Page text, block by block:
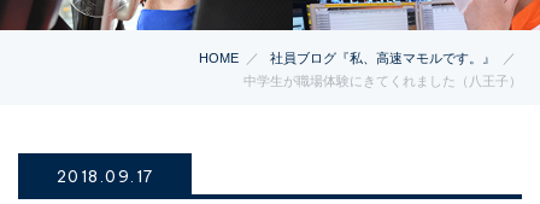
HOME
社員ブログ『私、高速マモルです。』
中学生が職場体験にきてくれました（八王子）
2018.09.17